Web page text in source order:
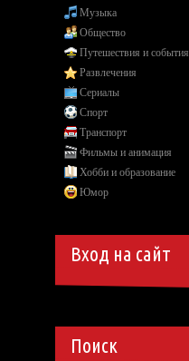
Музыка
Общество
Путешествия и события
Развлечения
Сериалы
Спорт
Транспорт
Фильмы и анимация
Хобби и образование
Юмор
Вход на сайт
Поиск